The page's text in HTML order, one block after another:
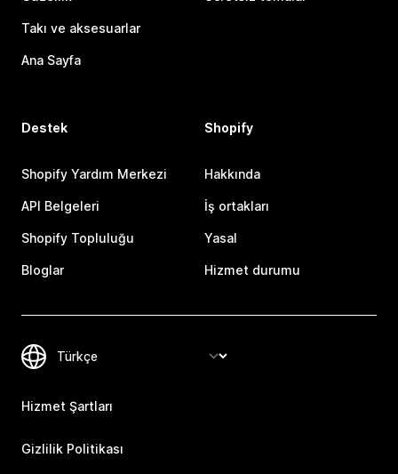
Takı ve aksesuarlar
Ana Sayfa
Destek
Shopify Yardım Merkezi
API Belgeleri
Shopify Topluluğu
Bloglar
Shopify
Hakkında
İş ortakları
Yasal
Hizmet durumu
Hizmet Şartları
Gizlilik Politikası